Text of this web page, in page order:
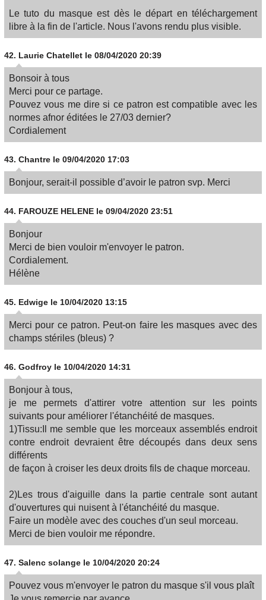
Le tuto du masque est dès le départ en téléchargement
libre à la fin de l'article. Nous l'avons rendu plus visible.
42. Laurie Chatellet le 08/04/2020 20:39
Bonsoir à tous
Merci pour ce partage.
Pouvez vous me dire si ce patron est compatible avec les
normes afnor éditées le 27/03 dernier?
Cordialement
43. Chantre le 09/04/2020 17:03
Bonjour, serait-il possible d’avoir le patron svp. Merci
44. FAROUZE HELENE le 09/04/2020 23:51
Bonjour
Merci de bien vouloir m'envoyer le patron.
Cordialement.
Hélène
45. Edwige le 10/04/2020 13:15
Merci pour ce patron. Peut-on faire les masques avec des
champs stériles (bleus) ?
46. Godfroy le 10/04/2020 14:31
Bonjour à tous,
je me permets d'attirer votre attention sur les points
suivants pour améliorer l'étanchéité de masques.
1)Tissu:Il me semble que les morceaux assemblés endroit
contre endroit devraient être découpés dans deux sens
différents
de façon à croiser les deux droits fils de chaque morceau.
2)Les trous d'aiguille dans la partie centrale sont autant
d'ouvertures qui nuisent à l'étanchéité du masque.
Faire un modèle avec des couches d'un seul morceau.
Merci de bien vouloir me répondre.
47. Salenc solange le 10/04/2020 20:24
Pouvez vous m'envoyer le patron du masque s'il vous plaît